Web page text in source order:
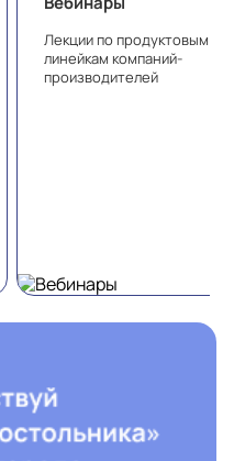
Лекции по продуктовым
линейкам компаний-
производителей